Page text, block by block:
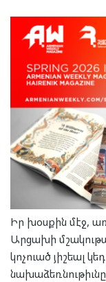
Իր խօսքին մէջ,
Արցախի
կոչուած յիշեալ
նախաձեռնութիւնը